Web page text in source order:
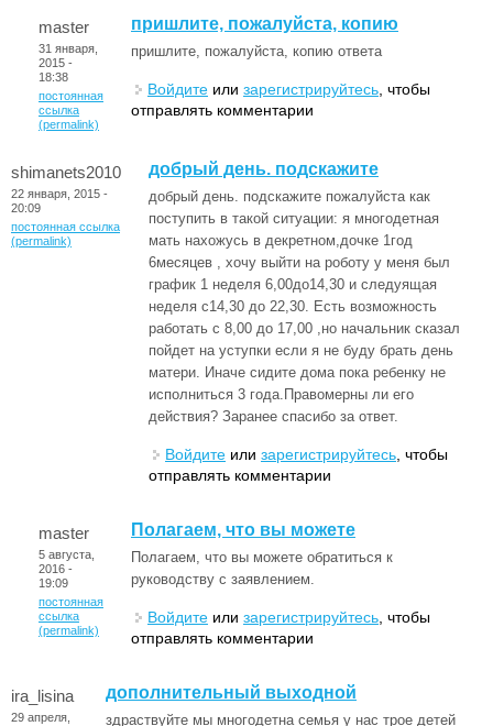
master
31 января,
2015 -
18:38
постоянная
ссылка
(permalink)
пришлите, пожалуйста, копию
пришлите, пожалуйста, копию ответа
Войдите или зарегистрируйтесь , чтобы
отправлять комментарии
shimanets2010
22 января, 2015 -
20:09
постоянная ссылка
(permalink)
добрый день. подскажите
добрый день. подскажите пожалуйста как
поступить в такой ситуации: я многодетная
мать нахожусь в декретном,дочке 1год
6месяцев , хочу выйти на роботу у меня был
график 1 неделя 6,00до14,30 и следуящая
неделя с14,30 до 22,30. Есть возможность
работать с 8,00 до 17,00 ,но начальник сказал
пойдет на уступки если я не буду брать день
матери. Иначе сидите дома пока ребенку не
исполниться 3 года.Правомерны ли его
действия? Заранее спасибо за ответ.
Войдите или зарегистрируйтесь , чтобы
отправлять комментарии
master
5 августа,
2016 -
19:09
постоянная
ссылка
(permalink)
Полагаем, что вы можете
Полагаем, что вы можете обратиться к
руководству с заявлением.
Войдите или зарегистрируйтесь , чтобы
отправлять комментарии
ira_lisina
29 апреля,
дополнительный выходной
здраствуйте мы многодетна семья у нас трое детей